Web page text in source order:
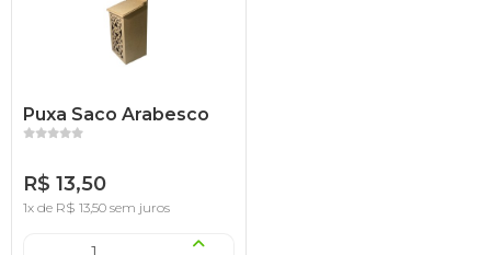
Puxa Saco Arabesco
R$ 13,50
1x de R$ 13,50 sem juros